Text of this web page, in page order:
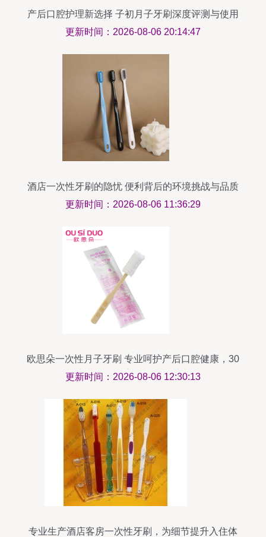
产后口腔护理新选择 子初月子牙刷深度评测与使用
指南
更新时间：2026-08-06 20:14:47
酒店一次性牙刷的隐忧 便利背后的环境挑战与品质
觉醒
更新时间：2026-08-06 11:36:29
欧思朵一次性月子牙刷 专业呵护产后口腔健康，30
支装轻松开启舒适月子时光
更新时间：2026-08-06 12:30:13
专业生产酒店客房一次性牙刷，为细节提升入住体